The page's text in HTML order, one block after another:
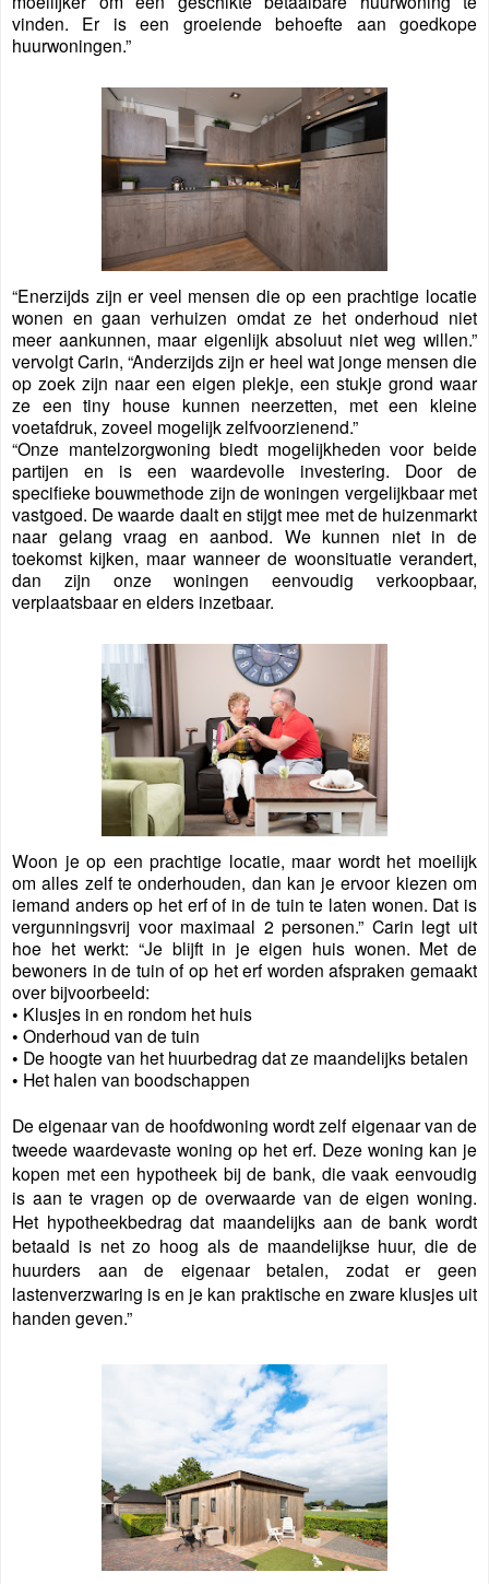
vinden. Er is een groeiende behoefte aan goedkope
huurwoningen.”
“Enerzijds zijn er veel mensen die op een prachtige locatie
wonen en gaan verhuizen omdat ze het onderhoud niet
meer aankunnen, maar eigenlijk absoluut niet weg willen.”
vervolgt Carin, “Anderzijds zijn er heel wat jonge mensen die
op zoek zijn naar een eigen plekje, een stukje grond waar
ze een tiny house kunnen neerzetten, met een kleine
voetafdruk, zoveel mogelijk zelfvoorzienend.”
“Onze mantelzorgwoning biedt mogelijkheden voor beide
partijen en is een waardevolle investering. Door de
specifieke bouwmethode zijn de woningen vergelijkbaar met
vastgoed. De waarde daalt en stijgt mee met de huizenmarkt
naar gelang vraag en aanbod. We kunnen niet in de
toekomst kijken, maar wanneer de woonsituatie verandert,
dan zijn onze woningen eenvoudig verkoopbaar,
verplaatsbaar en elders inzetbaar.
Woon je op een prachtige locatie, maar wordt het moeilijk
om alles zelf te onderhouden, dan kan je ervoor kiezen om
iemand anders op het erf of in de tuin te laten wonen. Dat is
vergunningsvrij voor maximaal 2 personen.” Carin legt uit
hoe het werkt: “Je blijft in je eigen huis wonen. Met de
bewoners in de tuin of op het erf worden afspraken gemaakt
over bijvoorbeeld:
• Klusjes in en rondom het huis
• Onderhoud van de tuin
• De hoogte van het huurbedrag dat ze maandelijks betalen
• Het halen van boodschappen
De eigenaar van de hoofdwoning wordt zelf eigenaar van de
tweede waardevaste woning op het erf. Deze woning kan je
kopen met een hypotheek bij de bank, die vaak eenvoudig
is aan te vragen op de overwaarde van de eigen woning.
Het hypotheekbedrag dat maandelijks aan de bank wordt
betaald is net zo hoog als de maandelijkse huur, die de
huurders aan de eigenaar betalen, zodat er geen
lastenverzwaring is en je kan praktische en zware klusjes uit
handen geven.”